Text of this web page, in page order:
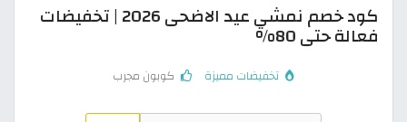
كود خصم نمشي عيد الاضحى 2026 | تخفيضات
فعالة حتى 80%
تخفيضات مميزة كوبون مجرب